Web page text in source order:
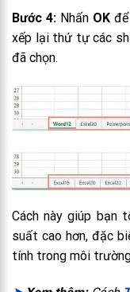
Bước 4: Nhấn OK
xếp lại thứ tự các
đã chọn.
Cách này giúp bạn
suất cao hơn, đặc
tính trong môi